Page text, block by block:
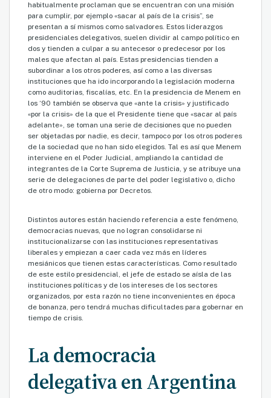
habitualmente proclaman que se encuentran con una misión
para cumplir, por ejemplo «sacar al país de la crisis”, se
presentan a sí mismos como salvadores. Estos liderazgos
presidenciales delegativos, suelen dividir al campo político en
dos y tienden a culpar a su antecesor o predecesor por los
males que afectan al país. Estas presidencias tienden a
subordinar a los otros poderes, así como a las diversas
instituciones que ha ido incorporando la legislación moderna
como auditorias, fiscalías, etc. En la presidencia de Menem en
los ‘90 también se observa que «ante la crisis» y justificado
«por la crisis» de la que el Presidente tiene que «sacar al país
adelante», se toman una serie de decisiones que no pueden
ser objetadas por nadie, es decir, tampoco por los otros poderes
de la sociedad que no han sido elegidos. Tal es así que Menem
interviene en el Poder Judicial, ampliando la cantidad de
integrantes de la Corte Suprema de Justicia, y se atribuye una
serie de delegaciones de parte del poder legislativo o, dicho
de otro modo: gobierna por Decretos.
Distintos autores están haciendo referencia a este fenómeno,
democracias nuevas, que no logran consolidarse ni
institucionalizarse con las instituciones representativas
liberales y empiezan a caer cada vez más en líderes
mesiánicos que tienen estas características. Como resultado
de este estilo presidencial, el jefe de estado se aísla de las
instituciones políticas y de los intereses de los sectores
organizados, por esta razón no tiene inconvenientes en época
de bonanza, pero tendrá muchas dificultades para gobernar en
tiempo de crisis.
La democracia
delegativa en Argentina